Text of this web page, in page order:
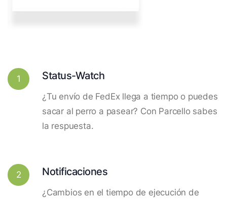
1 Status-Watch
¿Tu envío de FedEx llega a tiempo o puedes
sacar al perro a pasear? Con Parcello sabes
la respuesta.
2 Notificaciones
¿Cambios en el tiempo de ejecución de